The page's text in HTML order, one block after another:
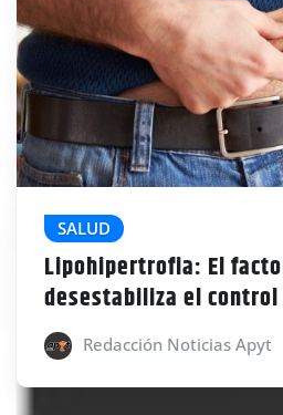
SALUD
Lipohipertrofia: El
desestabiliza el
Redacción Noticias Apyt